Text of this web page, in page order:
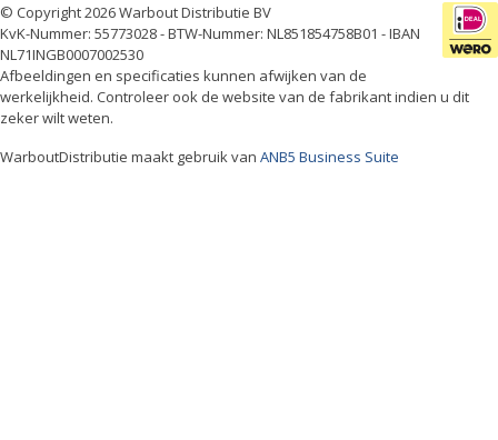
© Copyright 2026 Warbout Distributie BV
KvK-Nummer: 55773028 - BTW-Nummer: NL851854758B01 - IBAN
NL71INGB0007002530
Afbeeldingen en specificaties kunnen afwijken van de
werkelijkheid. Controleer ook de website van de fabrikant indien u dit
zeker wilt weten.
WarboutDistributie maakt gebruik van ANB5 Business Suite